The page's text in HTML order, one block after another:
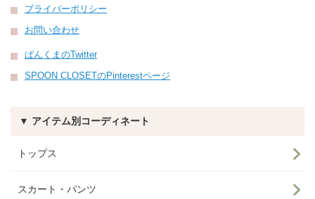
プライバーポリシー
お問い合わせ
ぱんくまのTwitter
SPOON CLOSETのPinterestページ
▼ アイテム別コーディネート
トップス
スカート・パンツ